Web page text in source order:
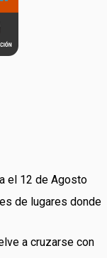
el 12 de Agosto
de lugares donde
a cruzarse con